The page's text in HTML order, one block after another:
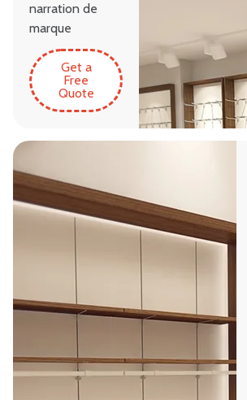
narration de
marque
Get a
Free
Quote